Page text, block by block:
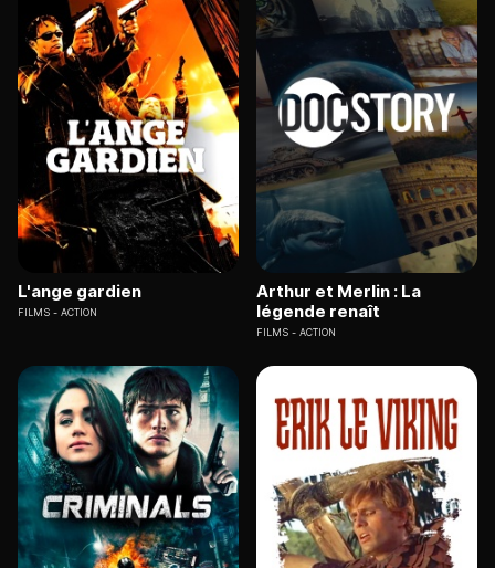
L'ange gardien
FILMS ACTION
Arthur et Merlin : La
légende renaît
FILMS ACTION